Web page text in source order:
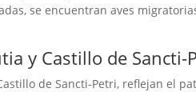
se encuentran aves
y Castillo de Sancti-
de Sancti-Petri, reflejan el